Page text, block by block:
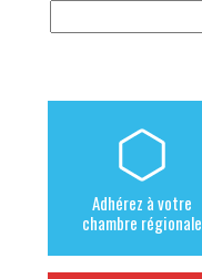
Adhérez à votre
chambre régionale